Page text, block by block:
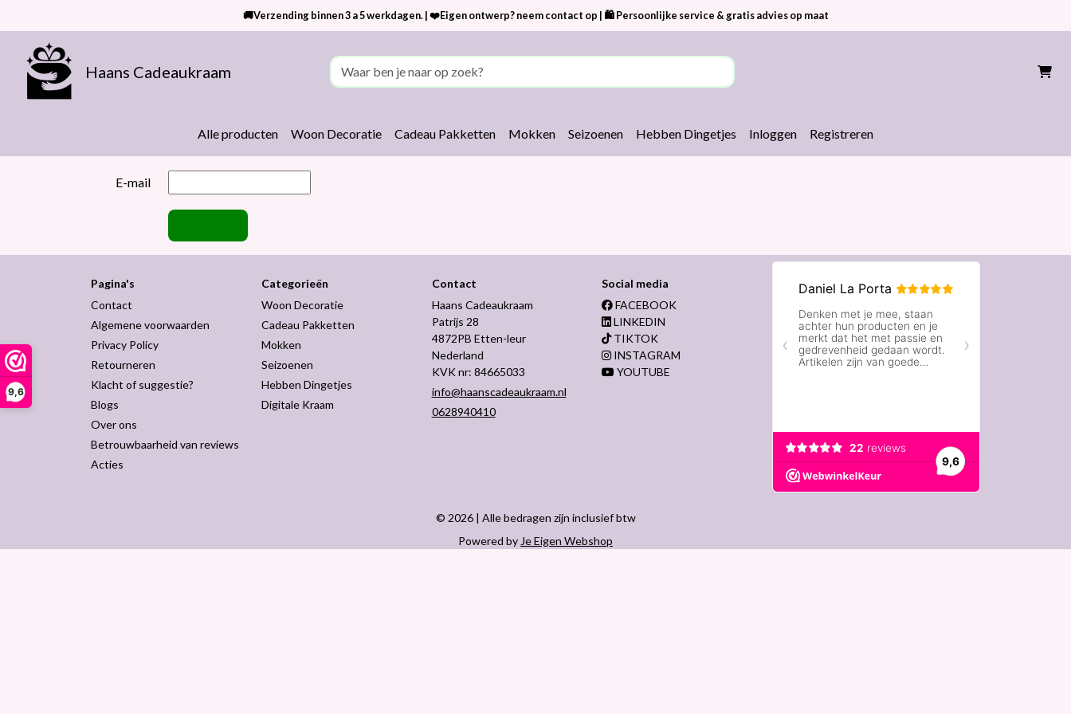
9,6
🚚Verzending binnen 3 a 5 werkdagen. | ❤️Eigen ontwerp? neem contact op | 🛍 Persoonlijke service & gratis advies op maat
Haans Cadeaukraam
Alle producten Woon Decoratie Cadeau Pakketten Mokken Seizoenen Hebben Dingetjes Inloggen Registreren
E-mail
Pagina's
Contact
Algemene voorwaarden
Privacy Policy
Retourneren
Klacht of suggestie?
Blogs
Over ons
Betrouwbaarheid van reviews
Acties
Categorieën
Woon Decoratie
Cadeau Pakketten
Mokken
Seizoenen
Hebben Dingetjes
Digitale Kraam
Contact
Haans Cadeaukraam
Patrijs 28
4872PB Etten-leur
Nederland
KVK nr: 84665033
info@haanscadeaukraam.nl
0628940410
Social media
FACEBOOK
LINKEDIN
TIKTOK
INSTAGRAM
YOUTUBE
© 2026 | Alle bedragen zijn inclusief btw
Powered by Je Eigen Webshop